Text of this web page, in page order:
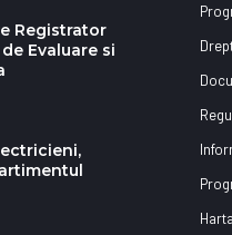
Registrator
Evaluare si